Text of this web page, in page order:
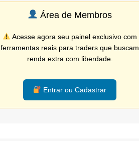
Área de Membros
Acesse agora seu painel exclusivo com
ferramentas reais para traders que buscam
renda extra com liberdade.
Entrar ou Cadastrar